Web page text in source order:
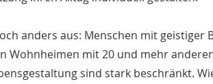
anders aus: Menschen mit geistiger
Wohnheimen mit 20 und mehr
sind stark beschränkt.